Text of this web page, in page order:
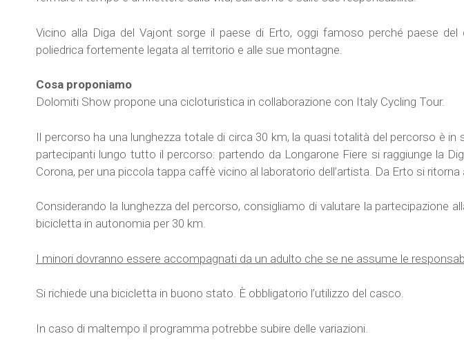
Vicino alla Diga del Vajont sorge il paese di Erto, oggi famoso perché paese
poliedrica fortemente legata al territorio e alle sue montagne.
Cosa proponiamo
Dolomiti Show propone una cicloturistica in collaborazione con Italy Cycling Tour.
Il percorso ha una lunghezza totale di circa 30 km, la quasi totalità del percorso è
partecipanti lungo tutto il percorso: partendo da Longarone Fiere si raggiunge la
Corona, per una piccola tappa caffè vicino al laboratorio dell’artista. Da Erto si ritorna
Considerando la lunghezza del percorso, consigliamo di valutare la partecipazione
bicicletta in autonomia per 30 km.
I minori dovranno essere accompagnati da un adulto che se ne assume le
Si richiede una bicicletta in buono stato. È obbligatorio l’utilizzo del casco.
In caso di maltempo il programma potrebbe subire delle variazioni.